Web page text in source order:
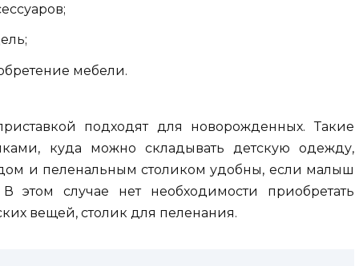
мебели.
подходят для новорожденных. Такие
куда можно складывать детскую одежду,
и пеленальным столиком удобны, если малыш
этом случае нет необходимости приобретать
вещей, столик для пеленания.